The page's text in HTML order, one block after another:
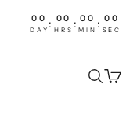
00
DAY : 00
HRS : 00
MIN : 00
SEC
Search
Cart